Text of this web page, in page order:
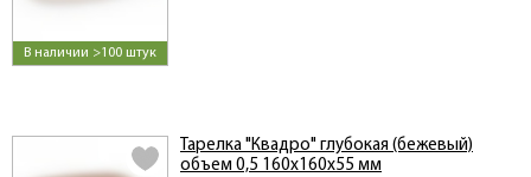
В наличии >100 штук
Тарелка "Квадро" глубокая (бежевый)
объем 0,5 160х160х55 мм